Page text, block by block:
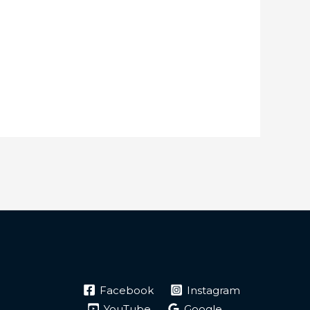
Facebook
Instagram